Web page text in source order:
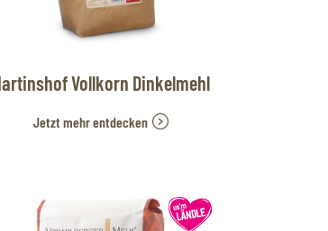
Vollkorn Dinkelmehl
Jetzt mehr entdecken